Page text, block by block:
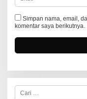
Simpan nama, email,
komentar saya berikutnya.
C